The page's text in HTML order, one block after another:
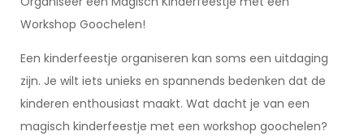
Workshop Goochelen!
Een kinderfeestje organiseren kan soms een uitdaging
zijn. Je wilt iets unieks en spannends bedenken dat de
kinderen enthousiast maakt. Wat dacht je van een
magisch kinderfeestje met een workshop goochelen?